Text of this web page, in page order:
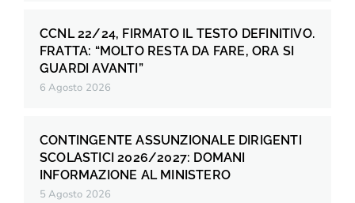
CCNL 22/24, FIRMATO IL TESTO DEFINITIVO.
FRATTA: “MOLTO RESTA DA FARE, ORA SI
GUARDI AVANTI”
6 Agosto 2026
CONTINGENTE ASSUNZIONALE DIRIGENTI
SCOLASTICI 2026/2027: DOMANI
INFORMAZIONE AL MINISTERO
5 Agosto 2026